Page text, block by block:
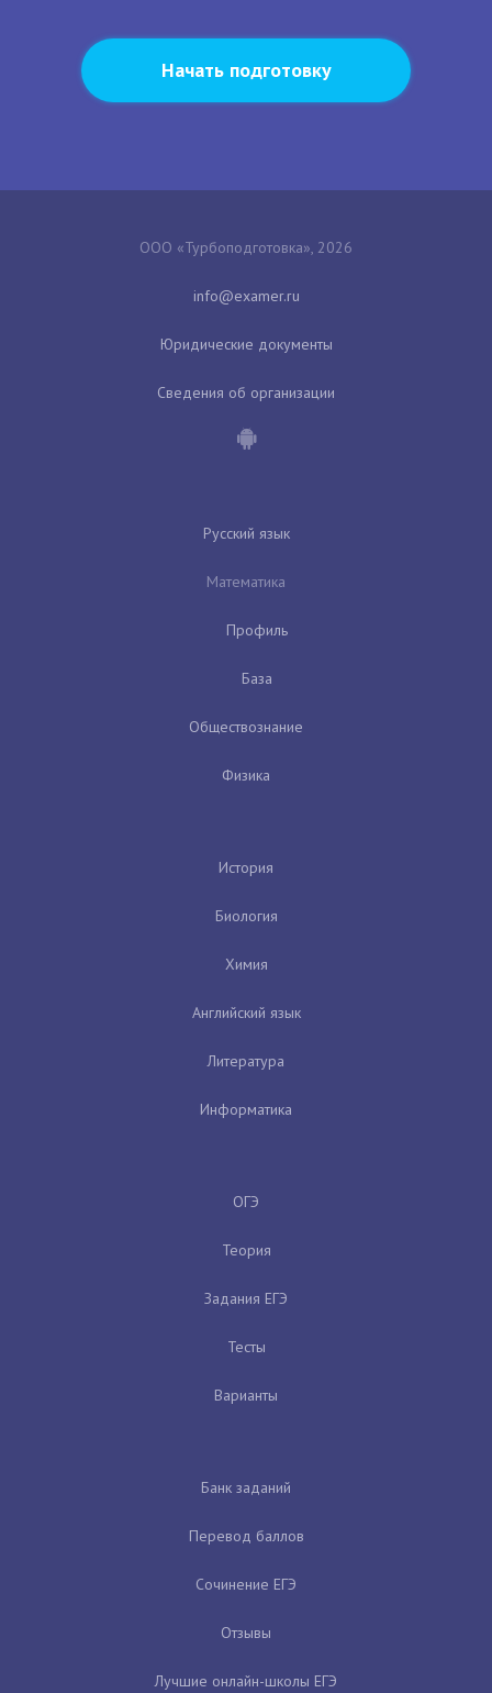
Начать подготовку
ООО «Турбоподготовка», 2026
Юридические документы
Сведения об организации
Русский язык
Математика
Профиль
База
Обществознание
Физика
История
Биология
Химия
Английский язык
Литература
Информатика
ОГЭ
Теория
Задания ЕГЭ
Тесты
Варианты
Банк заданий
Перевод баллов
Сочинение ЕГЭ
Отзывы
Лучшие онлайн-школы ЕГЭ